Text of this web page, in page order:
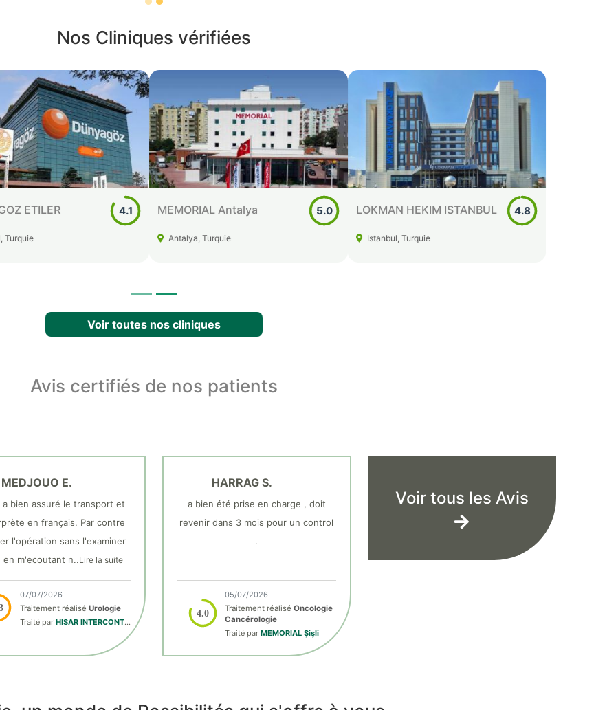
Nos Cliniques vérifiées
Skyland 4.9
Turquie
MEMORIAL ANKARA 4.3
Ankara, Turquie
ESNAN - Topkapi 4.6
Istanbul, Turquie
Voir toutes nos cliniques
Avis certifiés de nos patients
MEDJOUO E.
a bien assuré le transport et
en français. Par contre
l'opération sans l'examiner
en m'ecoutant n..Lire la suite
07/07/2026
Traitement réalisé Urologie
Traité par HISAR INTERCONTINENTAL
HARRAG S.
a bien été prise en charge , doit
revenir dans 3 mois pour un control
.
4.0
05/07/2026
Traitement réalisé Oncologie
Cancérologie
Traité par MEMORIAL Şişli
Voir tous les Avis